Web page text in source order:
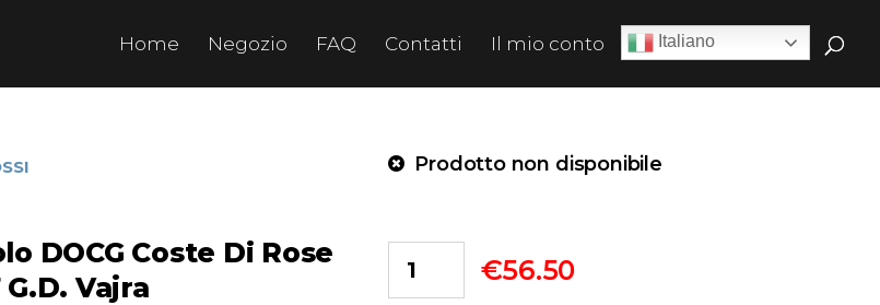
Home Negozio FAQ Contatti Il mio conto
DOCG Coste Di Rose
G.D. Vajra
Prodotto non disponibile
€56.50
Italiano